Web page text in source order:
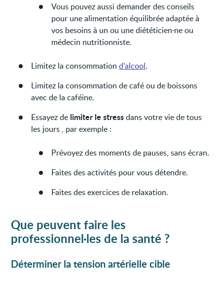
Vous pouvez aussi demander des conseils
pour une alimentation équilibrée adaptée à
vos besoins à un ou une diététicien·ne ou
médecin nutritionniste.
Limitez la consommationd’alcool.
Limitez la consommation de café ou de boissons
avec de la caféine.
Essayez de limiter le stressdans votre vie de tous
les jours , par exemple :
Prévoyez des moments de pauses, sans écran.
Faites des activités pour vous détendre.
Faites des exercices de relaxation.
Que peuvent faire les
professionnel·les de la santé ?
Déterminer la tension artérielle cible